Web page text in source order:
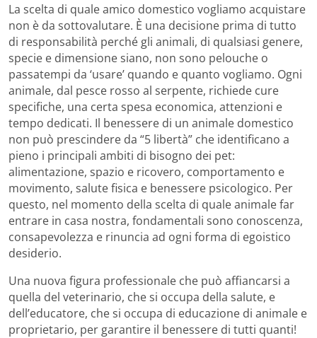
La scelta di quale amico domestico vogliamo acquistare
non è da sottovalutare. È una decisione prima di tutto
di responsabilità perché gli animali, di qualsiasi genere,
specie e dimensione siano, non sono pelouche o
passatempi da ‘usare’ quando e quanto vogliamo. Ogni
animale, dal pesce rosso al serpente, richiede cure
specifiche, una certa spesa economica, attenzioni e
tempo dedicati. Il benessere di un animale domestico
non può prescindere da “5 libertà” che identificano a
pieno i principali ambiti di bisogno dei pet:
alimentazione, spazio e ricovero, comportamento e
movimento, salute fisica e benessere psicologico. Per
questo, nel momento della scelta di quale animale far
entrare in casa nostra, fondamentali sono conoscenza,
consapevolezza e rinuncia ad ogni forma di egoistico
desiderio.
Una nuova figura professionale che può affiancarsi a
quella del veterinario, che si occupa della salute, e
dell’educatore, che si occupa di educazione di animale e
proprietario, per garantire il benessere di tutti quanti!